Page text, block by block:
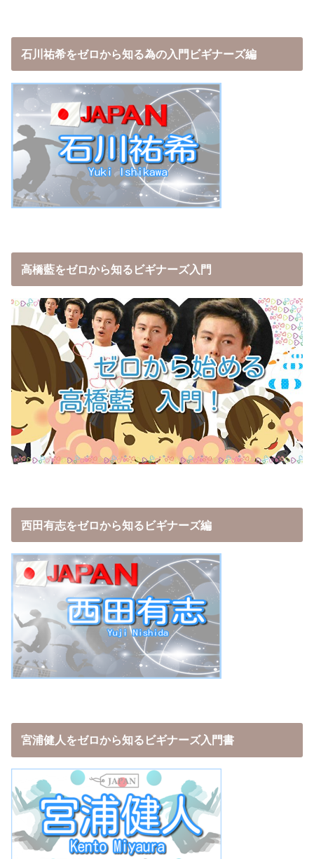
石川祐希をゼロから知る為の入門ビギナーズ編
高橋藍をゼロから知るビギナーズ入門
西田有志をゼロから知るビギナーズ編
宮浦健人をゼロから知るビギナーズ入門書